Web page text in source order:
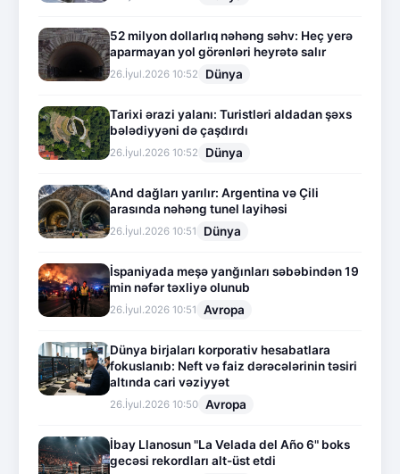
52 milyon dollarlıq nəhəng səhv: Heç yerə
aparmayan yol görənləri heyrətə salır
26.İyul.2026 10:52 Dünya
Tarixi ərazi yalanı: Turistləri aldadan şəxs
bələdiyyəni də çaşdırdı
26.İyul.2026 10:52 Dünya
And dağları yarılır: Argentina və Çili
arasında nəhəng tunel layihəsi
26.İyul.2026 10:51 Dünya
İspaniyada meşə yanğınları səbəbindən 19
min nəfər təxliyə olunub
26.İyul.2026 10:51 Avropa
Dünya birjaları korporativ hesabatlara
fokuslanıb: Neft və faiz dərəcələrinin təsiri
altında cari vəziyyət
26.İyul.2026 10:50 Avropa
İbay Llanosun "La Velada del Año 6" boks
gecəsi rekordları alt-üst etdi